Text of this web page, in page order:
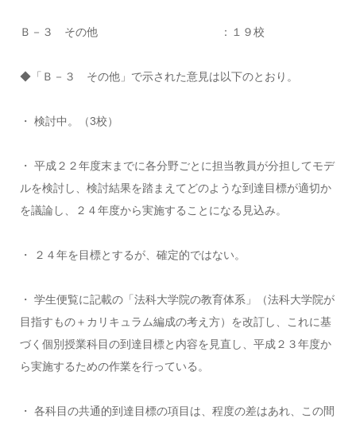
Ｂ－３ その他 ：１９校
◆「Ｂ－３ その他」で示された意見は以下のとおり。
・ 検討中。（3校）
・ 平成２２年度末までに各分野ごとに担当教員が分担してモデ
ルを検討し、検討結果を踏まえてどのような到達目標が適切か
を議論し、２４年度から実施することになる見込み。
・ ２４年を目標とするが、確定的ではない。
・ 学生便覧に記載の「法科大学院の教育体系」（法科大学院が
目指すもの＋カリキュラム編成の考え方）を改訂し、これに基
づく個別授業科目の到達目標と内容を見直し、平成２３年度か
ら実施するための作業を行っている。
・ 各科目の共通的到達目標の項目は、程度の差はあれ、この間